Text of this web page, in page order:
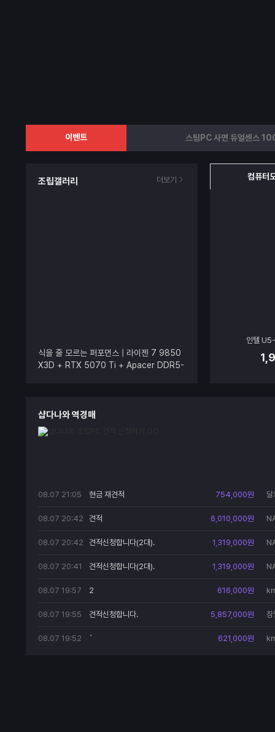
이벤트 스팀PC 사면 듀얼센스
조립갤러리 더보기
식을 줄 모르는 퍼포먼스 | 라이젠 7 9850
X3D + RTX 5070 Ti + Apacer DDR5-
컴퓨터
인텔
샵다나와 역경매
08.07 21:05 현금 재견적 754,000원 달
08.07 20:42 견적 6,010,000원
08.07 20:42 견적신청합니다(2대). 1,319,000원
08.07 20:41 견적신청합니다(2대). 1,319,000원
08.07 19:57 2 616,000원
08.07 19:55 견적신청합니다. 5,857,000원
08.07 19:52 ` 621,000원